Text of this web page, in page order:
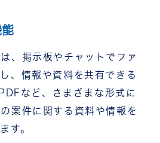
能
、掲示板やチャットでファ
、情報や資料を共有できる
など、さまざまな形式に
案件に関する資料や情報を
す。